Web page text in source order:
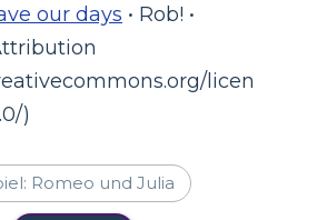
our days • Rob! •
licen
)